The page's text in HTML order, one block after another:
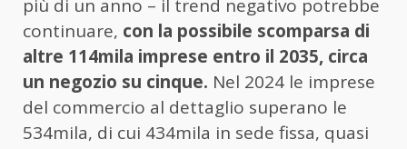
più di un anno – il trend negativo potrebbe
continuare, con la possibile scomparsa di
altre 114mila imprese entro il 2035, circa
un negozio su cinque. Nel 2024 le imprese
del commercio al dettaglio superano le
534mila, di cui 434mila in sede fissa, quasi